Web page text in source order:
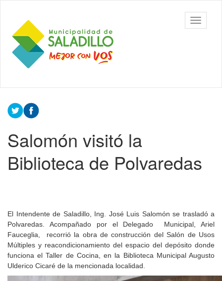
contenido
principal
Municipalidad
de Saladillo
barra
Contenido
principal
Salomón visitó la
Biblioteca de Polvaredas
El Intendente de Saladillo, Ing. José Luis Salomón se trasladó a
Polvaredas. Acompañado por el Delegado Municipal, Ariel
Fauceglia, recorrió la obra de construcción del Salón de Usos
Múltiples y reacondicionamiento del espacio del depósito donde
funciona el Taller de Cocina, en la Biblioteca Municipal Augusto
Ulderico Cicaré de la mencionada localidad.